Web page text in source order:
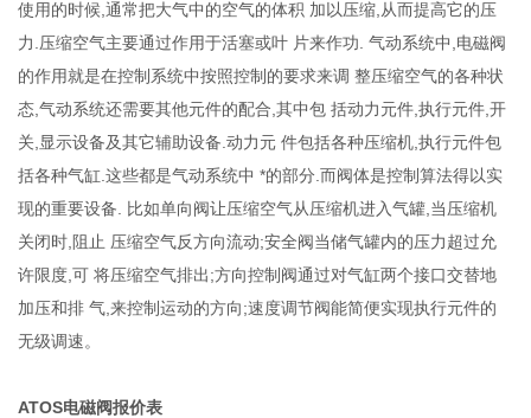
使用的时候,通常把大气中的空气的体积 加以压缩,从而提高它的压
力.压缩空气主要通过作用于活塞或叶 片来作功. 气动系统中,电磁阀
的作用就是在控制系统中按照控制的要求来调 整压缩空气的各种状
态,气动系统还需要其他元件的配合,其中包 括动力元件,执行元件,开
关,显示设备及其它辅助设备.动力元 件包括各种压缩机,执行元件包
括各种气缸.这些都是气动系统中 *的部分.而阀体是控制算法得以实
现的重要设备. 比如单向阀让压缩空气从压缩机进入气罐,当压缩机
关闭时,阻止 压缩空气反方向流动;安全阀当储气罐内的压力超过允
许限度,可 将压缩空气排出;方向控制阀通过对气缸两个接口交替地
加压和排 气,来控制运动的方向;速度调节阀能简便实现执行元件的
无级调速。
ATOS电磁阀报价表